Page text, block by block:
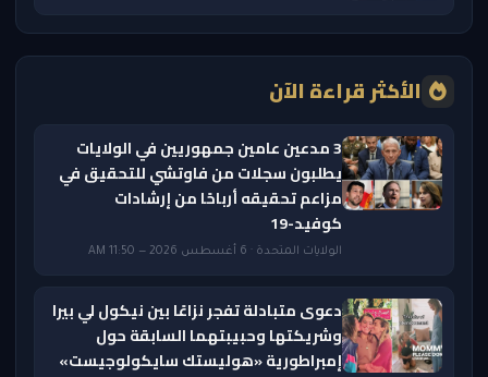
الأكثر قراءة الآن
3 مدعين عامين جمهوريين في الولايات
يطلبون سجلات من فاوتشي للتحقيق في
مزاعم تحقيقه أرباحًا من إرشادات
كوفيد-19
الولايات المتحدة · 6 أغسطس 2026 — 11:50 AM
دعوى متبادلة تفجر نزاعًا بين نيكول لي بيرا
وشريكتها وحبيبتهما السابقة حول
إمبراطورية «هوليستك سايكولوجيست»